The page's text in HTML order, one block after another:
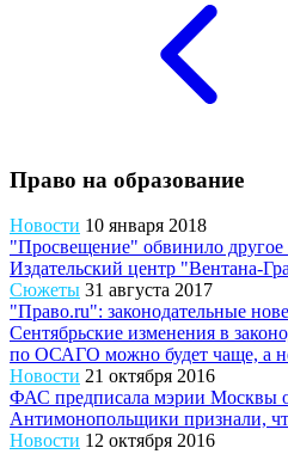
Право на образование
Новости 10 января 2018
"Просвещение" обвинило другое
Издательский центр "Вентана-
Сюжеты 31 августа 2017
"Право.ru": законодательные
Сентябрьские изменения в
по ОСАГО можно будет чаще, а
Новости 21 октября 2016
ФАС предписала мэрии Москвы
Антимонопольщики признали,
Новости 12 октября 2016